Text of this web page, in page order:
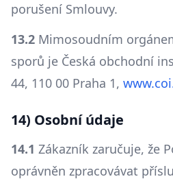
porušení Smlouvy.
13.2 Mimosoudním
sporů je Česká obchodní
44, 110 00 Praha 1,
14) Osobní údaje
14.1 Zákazník zaručuje, že
oprávněn zpracovávat